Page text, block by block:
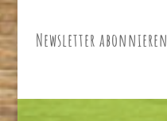
Newsletter abonnieren